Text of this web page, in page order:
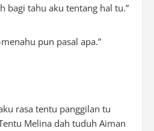
bagi tahu aku tentang hal tu.”
pun pasal apa.”
rasa tentu panggilan tu
Melina dah tuduh Aiman